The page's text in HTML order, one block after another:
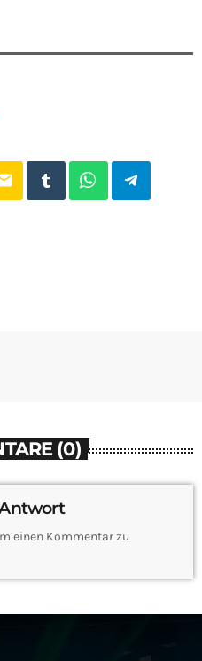
(0)
einen Kommentar zu